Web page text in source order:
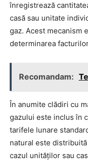
înregistrează
casă sau unitate
gaz. Acest mecanism
determinarea
Recomandam:
În anumite clădiri cu
gazului este inclus în
tarifele lunare
natural este
cazul unităților sau